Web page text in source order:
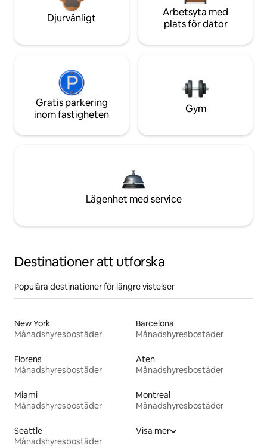
Djurvänligt
Arbetsyta med
plats för dator
Gratis parkering
inom fastigheten
Gym
Lägenhet med service
Destinationer att utforska
Populära destinationer för längre vistelser
New York
Månadshyresbostäder
Barcelona
Månadshyresbostäder
Florens
Månadshyresbostäder
Aten
Månadshyresbostäder
Miami
Månadshyresbostäder
Montreal
Månadshyresbostäder
Seattle
Månadshyresbostäder
Visa mer